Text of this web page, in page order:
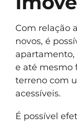
Com relação
novos, é
apartamento,
e até mesmo
terreno com
acessíveis.
É possível